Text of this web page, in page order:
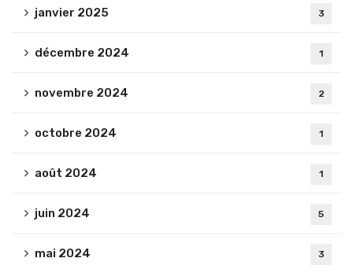
janvier 2025 3
décembre 2024 1
novembre 2024 2
octobre 2024 1
août 2024 1
juin 2024 5
mai 2024 3